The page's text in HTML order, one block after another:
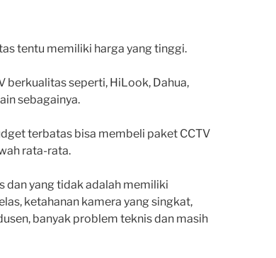
tentu memiliki harga yang tinggi.
berkualitas seperti, HiLook, Dahua,
sebagainya.
terbatas bisa membeli paket CCTV
rata-rata.
dan yang tidak adalah memiliki
ketahanan kamera yang singkat,
banyak problem teknis dan masih